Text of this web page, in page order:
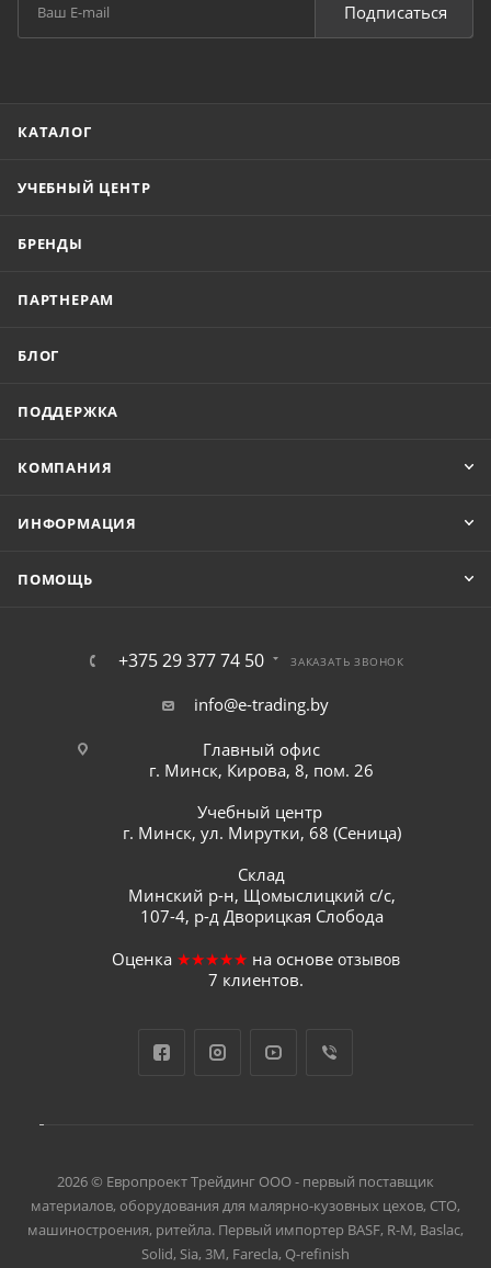
Подписаться
КАТАЛОГ
УЧЕБНЫЙ ЦЕНТР
БРЕНДЫ
ПАРТНЕРАМ
БЛОГ
ПОДДЕРЖКА
КОМПАНИЯ
ИНФОРМАЦИЯ
ПОМОЩЬ
+375 29 377 74 50 ЗАКАЗАТЬ ЗВОНОК
info@e-trading.by
Главный офис
г. Минск, Кирова, 8, пом. 26
Учебный центр
г. Минск, ул. Мирутки, 68 (Сеница)
Склад
Минский р-н, Щомыслицкий с/с,
107-4, р-д Дворицкая Слобода
Оценка ★★★★★ на основе отзывов
7 клиентов.
2026 © Европроект Tрейдинг ООО - первый поставщик
материалов, оборудования для малярно-кузовных цехов, СТО,
машиностроения, ритейла. Первый импортер BASF, R-M, Baslac,
Solid, Sia, 3M, Farecla, Q-refinish